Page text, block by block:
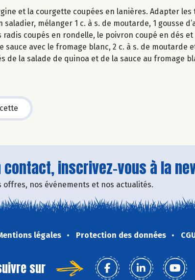
et la courgette coupées en lanières. Adapter
mélanger 1 c. à s. de moutarde, 1 gousse
radis coupés en rondelle, le poivron coupé en dés
avec le fromage blanc, 2 c. à s. de moutarde
de la salade de quinoa et de la sauce au fromage
contact, inscrivez-vous à la
offres, nos événements et nos actualités.
légales Protection des données
sur